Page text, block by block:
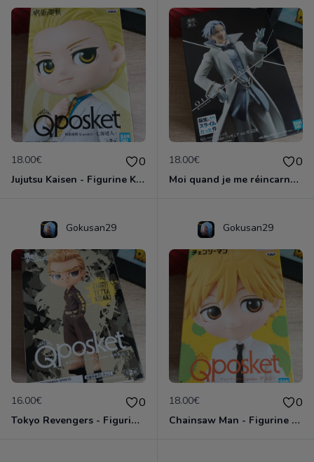
18.00€ 0
Jujutsu Kaisen - Figurine Kento Nanami - Banpresto Qposket - Bandai
18.00€ 0
Moi quand je me réincarne en Slime - Figurine Clayman - Banpresto Otherworlder - Bandai
Gokusan29
16.00€ 0
Tokyo Revengers - Figurine Tetta Kisaki - Banpresto Qposket Bandai Namco
Gokusan29
18.00€ 0
Chainsaw Man - Figurine Denji - Banpresto Qposket Bandai